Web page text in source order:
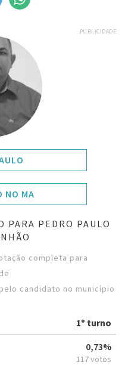
PUBLICIDADE
NO MA
PARA PEDRO PAULO
completa para
candidato no município
1º turno
0,73%
117 votos